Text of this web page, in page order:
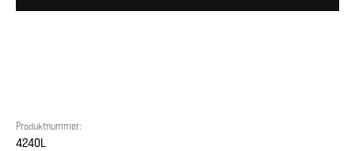
Produktnummer:
4240L